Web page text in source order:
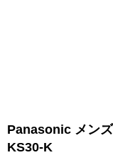
Panasonic メン
KS30-K